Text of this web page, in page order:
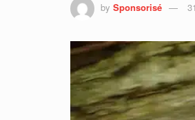
by Sponsorisé